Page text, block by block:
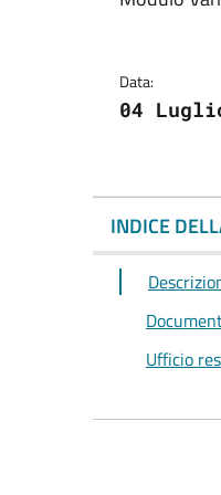
Data:
04
INDICE
Ufficio